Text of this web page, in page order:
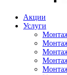
Акции
Услуги